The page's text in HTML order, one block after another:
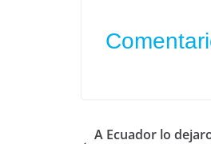
A Ecuador lo